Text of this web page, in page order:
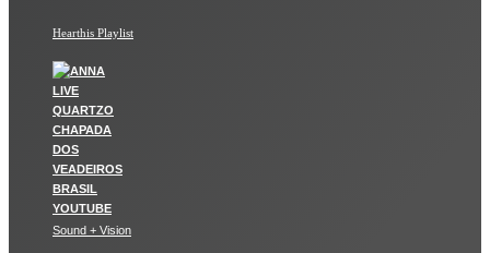
Hearthis Playlist
Sound + Vision